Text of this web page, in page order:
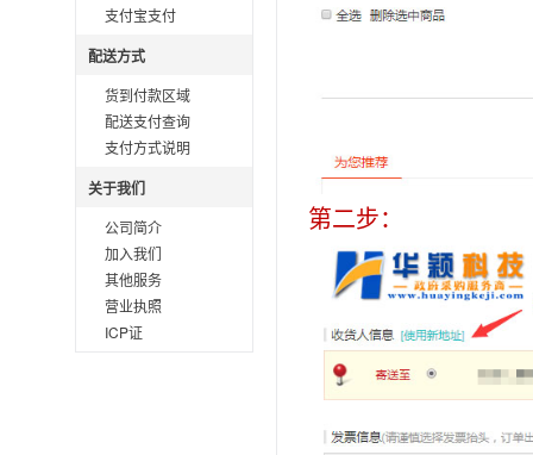
支付宝支付
配送方式
货到付款区域
配送支付查询
支付方式说明
关于我们
公司简介
加入我们
其他服务
营业执照
ICP证
第二步：